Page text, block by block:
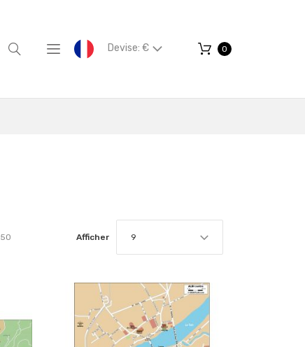
Devise: € 0
Afficher 9